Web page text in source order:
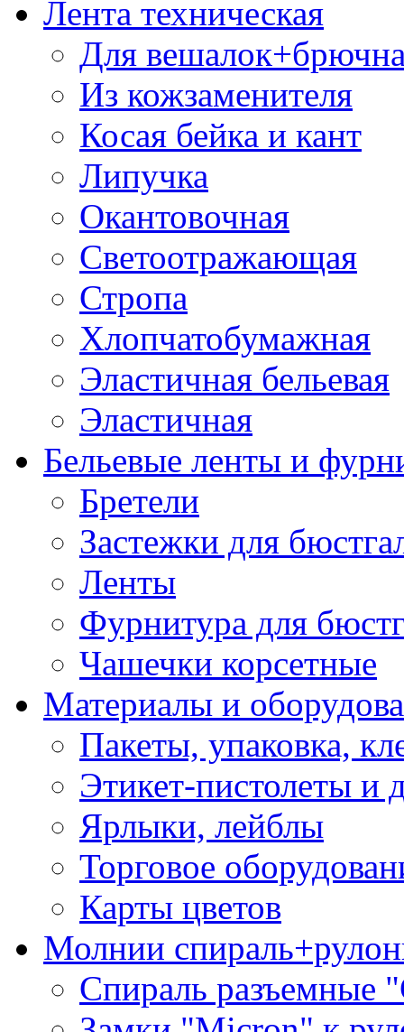
Лента техническая
Для
Из кожзаменителя
Косая бейка и кант
Липучка
Окантовочная
Светоотражающая
Стропа
Хлопчатобумажная
Эластичная бельевая
Эластичная
Бельевые ленты и
Бретели
Застежки для
Ленты
Фурнитура для
Чашечки корсетные
Материалы и
Пакеты, упаковка,
Этикет-пистолеты и
Ярлыки, лейблы
Торговое
Карты цветов
Молнии
Спираль разъемные